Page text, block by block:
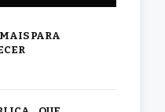
PARA